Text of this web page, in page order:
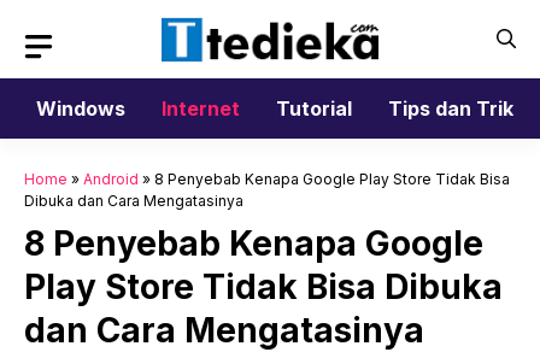
isi
Windows
Internet Tutorial Tips dan Trik
Home » Android » 8 Penyebab Kenapa Google Play Store Tidak Bisa
Dibuka dan Cara Mengatasinya
8 Penyebab Kenapa Google
Play Store Tidak Bisa Dibuka
dan Cara Mengatasinya